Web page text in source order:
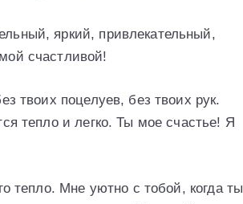
яркий, привлекательный,
счастливой!
твоих поцелуев, без твоих рук.
тепло и легко. Ты мое счастье! Я
тепло. Мне уютно с тобой, когда ты